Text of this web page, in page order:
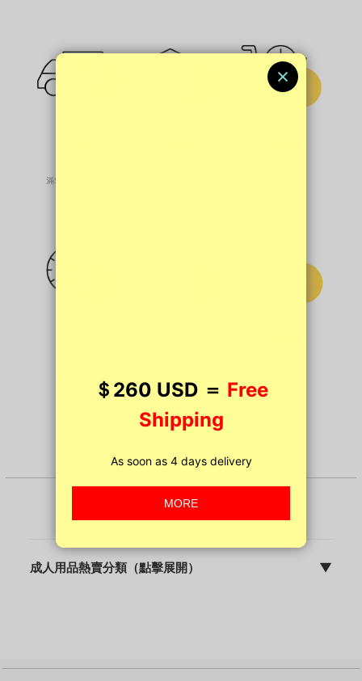
滿$200免本地運費
10年專業經驗
成人用品熱賣分類（點擊展開） ▼
名器